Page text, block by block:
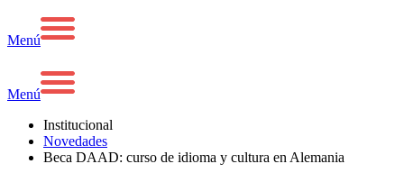
Menú
Menú
Institucional
Novedades
Beca DAAD: curso de idioma y cultura en Alemania